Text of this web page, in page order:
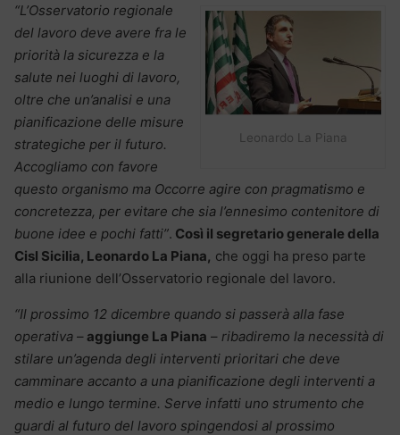
Leonardo La Piana
“L’Osservatorio regionale
del lavoro deve avere fra le
priorità la sicurezza e la
salute nei luoghi di lavoro,
oltre che un’analisi e una
pianificazione delle misure
strategiche per il futuro.
Accogliamo con favore
questo organismo ma Occorre agire con pragmatismo e
concretezza, per evitare che sia l’ennesimo contenitore di
buone idee e pochi fatti”. Così il segretario generale della
Cisl Sicilia, Leonardo La Piana, che oggi ha preso parte
alla riunione dell’Osservatorio regionale del lavoro.
“Il prossimo 12 dicembre quando si passerà alla fase
operativa –aggiunge La Piana – ribadiremo la necessità di
stilare un’agenda degli interventi prioritari che deve
camminare accanto a una pianificazione degli interventi a
medio e lungo termine. Serve infatti uno strumento che
guardi al futuro del lavoro spingendosi al prossimo